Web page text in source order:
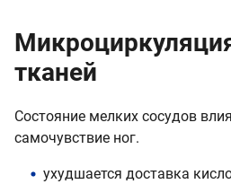
тканей
Состояние мелких сосудов
самочувствие ног.
ухудшается доставка